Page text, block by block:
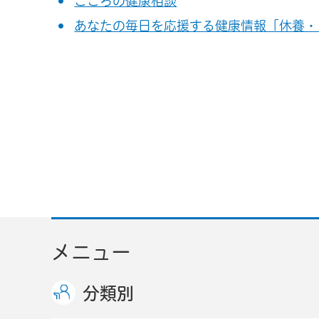
あなたの毎日を応援する健康情報「休養
メニュー
分類別